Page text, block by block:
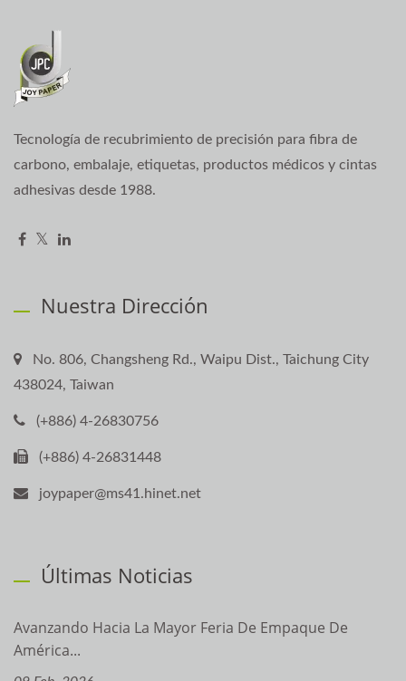
Tecnología de recubrimiento de precisión para fibra de
carbono, embalaje, etiquetas, productos médicos y cintas
adhesivas desde 1988.
Nuestra Dirección
No. 806, Changsheng Rd., Waipu Dist., Taichung City
438024, Taiwan
(+886) 4-26830756
(+886) 4-26831448
joypaper@ms41.hinet.net
Últimas Noticias
Avanzando Hacia La Mayor Feria De Empaque De
América...